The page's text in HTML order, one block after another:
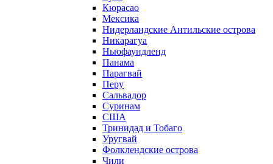
Кюрасао
Мексика
Нидерландские Антильские острова
Никарагуа
Ньюфаундленд
Панама
Парагвай
Перу
Сальвадор
Суринам
США
Тринидад и Тобаго
Уругвай
Фолклендские острова
Чили